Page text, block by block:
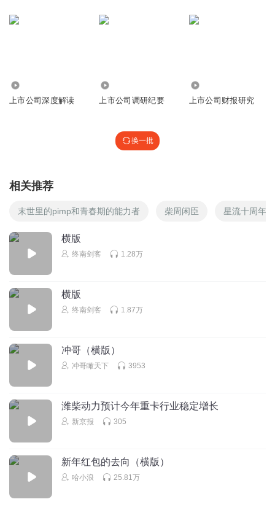
上市公司深度解读 上市公司调研纪要 上市公司财报研究
换一批
相关推荐
末世里的pimp和青春期的能力者 柴周闲臣 星流十周年
横版
终南剑客 1.28万
横版
终南剑客 1.87万
冲哥（横版）
冲哥瞰天下 3953
潍柴动力预计今年重卡行业稳定增长
新京报 305
新年红包的去向（横版）
哈小浪 25.81万